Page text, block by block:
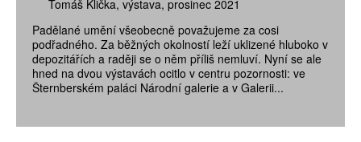
Tomáš Klička výstava prosinec 2021
Padělané umění všeobecně považujeme za cosi
podřadného. Za běžných okolností leží uklizené hluboko v
depozitářích a raději se o něm příliš nemluví. Nyní se ale
hned na dvou výstavách ocitlo v centru pozornosti: ve
Šternberském paláci Národní galerie a v Galerii...